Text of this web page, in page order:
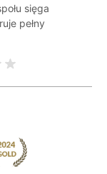
sięga
pełny